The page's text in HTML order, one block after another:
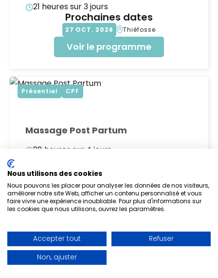
21 heures sur 3 jours
Prochaines dates
27 OCT 2026 Thiéfosse
Voir le programme
Présentiel CPF
Massage Post Partum
28 heures sur 4 jours
27OCT 2026
20 AVR 2027 Nîmes
Voir le programme
Présentiel CPF
Nous utilisons des cookies
Nous pouvons les placer pour analyser les données de nos visiteurs,
améliorer notre site Web, afficher un contenu personnalisé et vous
faire vivre une expérience inoubliable. Pour plus d'informations sur
les cookies que nous utilisons, ouvrez les paramètres.
Accepter tout
Refuser
Non, ajuster